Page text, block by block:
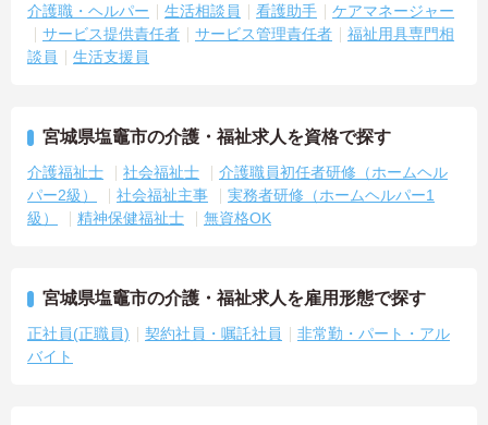
介護職・ヘルパー 生活相談員 看護助手
ケアマネージャー
サービス提供責任者
サービス管理責任者
福祉用具専門相
談員
生活支援員
宮城県塩竈市の介護・福祉求人を資格で探す
介護福祉士 社会福祉士
介護職員初任者研修（ホームヘル
パー2級）
社会福祉主事
実務者研修（ホームヘルパー1
級）
精神保健福祉士 無資格OK
宮城県塩竈市の介護・福祉求人を雇用形態で探す
正社員(正職員) 契約社員・嘱託社員
非常勤・パート・アル
バイト